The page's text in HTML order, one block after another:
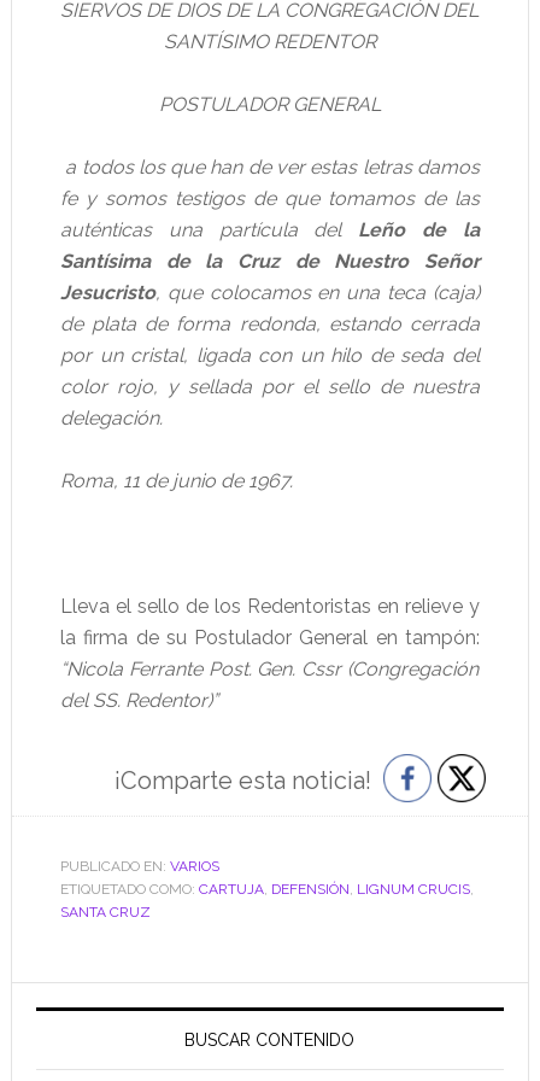
SIERVOS DE DIOS DE LA CONGREGACIÓN DEL
SANTÍSIMO REDENTOR
POSTULADOR GENERAL
a todos los que han de ver estas letras damos
fe y somos testigos de que tomamos de las
auténticas una partícula del Leño de la
Santísima de la Cruz de Nuestro Señor
Jesucristo, que colocamos en una teca (caja)
de plata de forma redonda, estando cerrada
por un cristal, ligada con un hilo de seda del
color rojo, y sellada por el sello de nuestra
delegación.
Roma, 11 de junio de 1967.
Lleva el sello de los Redentoristas en relieve y
la firma de su Postulador General en tampón:
“Nicola Ferrante Post. Gen. Cssr (Congregación
del SS. Redentor)”
¡Comparte esta noticia!
PUBLICADO EN: VARIOS
ETIQUETADO COMO: CARTUJA, DEFENSIÓN, LIGNUM CRUCIS,
SANTA CRUZ
Barra
BUSCAR CONTENIDO